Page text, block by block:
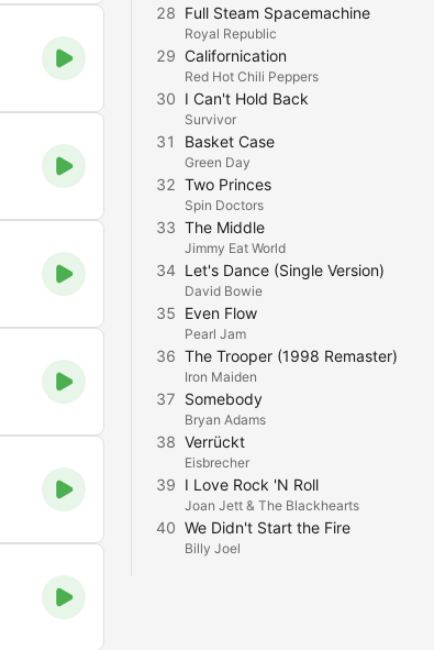
28 Full Steam Spacemachine
Royal Republic
29 Californication
Red Hot Chili Peppers
30 I Can't Hold Back
Survivor
31 Basket Case
Green Day
32 Two Princes
Spin Doctors
33 The Middle
Jimmy Eat World
34 Let's Dance (Single Version)
David Bowie
35 Even Flow
Pearl Jam
36 The Trooper (1998 Remaster)
Iron Maiden
37 Somebody
Bryan Adams
38 Verrückt
Eisbrecher
39 I Love Rock 'N Roll
Joan Jett & The Blackhearts
40 We Didn't Start the Fire
Billy Joel